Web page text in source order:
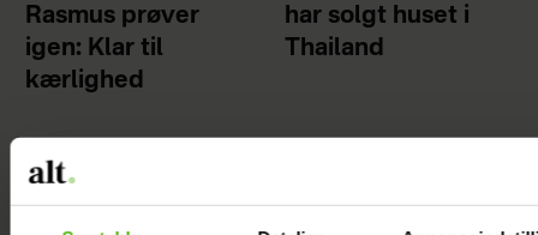
Rasmus prøver
igen: Klar til
kærlighed
har solgt huset i
Thailand